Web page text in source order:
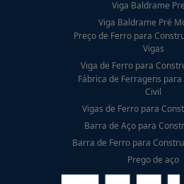
Viga Baldrame
Viga Baldrame Pré
Preço de Ferro para
Vigas
Viga de Ferro para
Fábrica de Ferragens
Civil
Vigas de Ferro para
Barra de Aço para
Barra de Ferro para
Prego de aço